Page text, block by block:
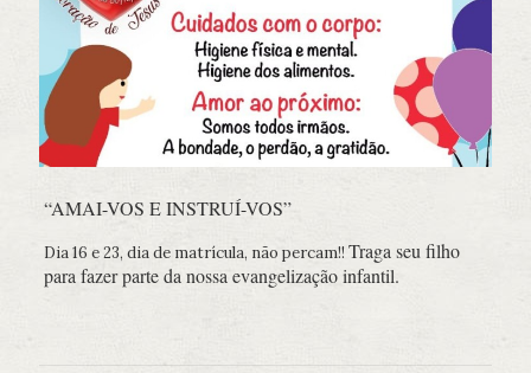
“AMAI-VOS E INSTRUÍ-VOS”
Dia 16 e 23, dia de matrícula, não percam!! Traga seu filho
para fazer parte da nossa evangelização infantil.